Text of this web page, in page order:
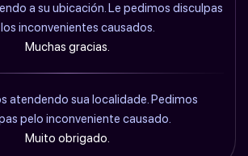
a su ubicación. Le pedimos disculpas
inconvenientes causados.
Muchas gracias.
atendendo sua localidade. Pedimos
pelo inconveniente causado.
Muito obrigado.